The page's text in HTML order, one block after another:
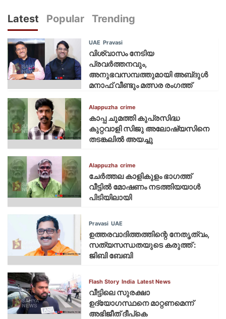
Latest Popular Trending
UAE Pravasi
വിശ്വാസം നേടിയ
പ്രവർത്തനവും,
അനുഭവസമ്പത്തുമായി അബ്‌ദുൾ
മനാഫ് വീണ്ടും മത്സര രംഗത്ത്
Alappuzha crime
കാപ്പ ചുമത്തി കുപ്രസിദ്ധ
കുറ്റവാളി സിജു അലോഷ്യസിനെ
തടങ്കലിൽ അയച്ചു
Alappuzha crime
ചേർത്തല കാളികുളം ഭാഗത്ത്
വീട്ടിൽ മോഷണം നടത്തിയയാൾ
പിടിയിലായി
Pravasi UAE
ഉത്തരവാദിത്തത്തിന്റെ നേതൃത്വം,
സത്യസന്ധതയുടെ കരുത്ത് :
ജിബി ബേബി
Flash Story India Latest News
വീട്ടിലെ സുരക്ഷാ
ഉദ്യോഗസ്ഥനെ മാറ്റണമെന്ന്
അഭിജീത് ദീപ്‌കെ